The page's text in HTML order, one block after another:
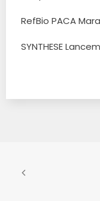
RefBio PACA
SYNTHESE